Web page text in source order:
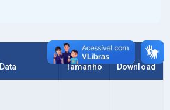
Data Tamanho Download